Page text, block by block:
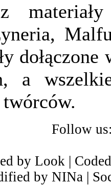
a
Follow
by Look |
by NINa |